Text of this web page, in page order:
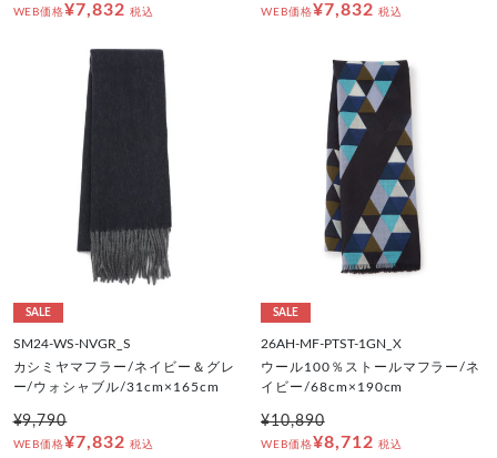
WEB価格¥7,832 税込 WEB価格¥7,832 税込
SALE
SM24-WS-NVGR_S
カシミヤマフラー/ネイビー＆グレ
ー/ウォシャブル/31cm×165cm
¥9,790
WEB価格¥7,832 税込
SALE
26AH-MF-PTST-1GN_X
ウール100％ストールマフラー/ネ
イビー/68cm×190cm
¥10,890
WEB価格¥8,712 税込